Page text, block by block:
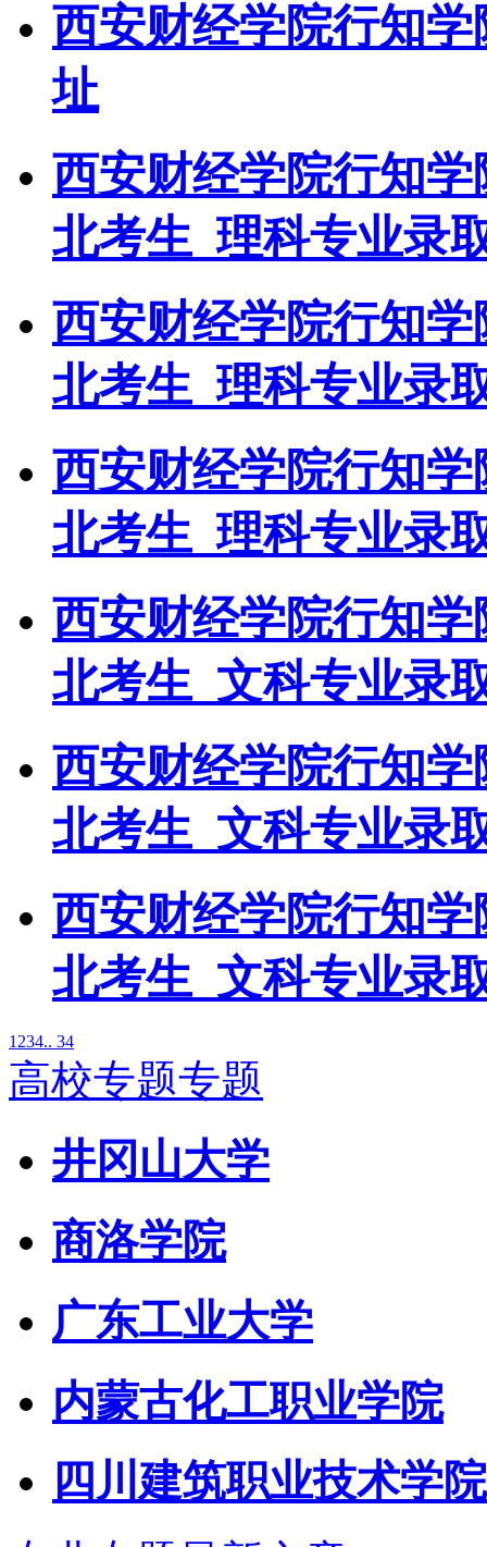
西安财经学院行知
址
西安财经学院行知
北考生_理科专业录
西安财经学院行知
北考生_理科专业录
西安财经学院行知
北考生_理科专业录
西安财经学院行知
北考生_文科专业录
西安财经学院行知
北考生_文科专业录
西安财经学院行知
北考生_文科专业录
1 234.. 34
高校专题专题
井冈山大学
商洛学院
广东工业大学
内蒙古化工职业学院
四川建筑职业技术学院